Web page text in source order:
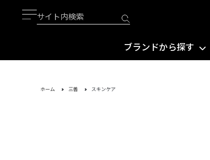
ブランドから探す
ホーム 三善 スキンケア